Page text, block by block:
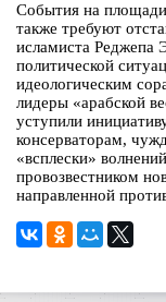
События на
также требуют
исламиста Реджепа
политической
идеологическим
лидеры «арабской
уступили
консерваторам,
«всплески»
провозвестником
направленной